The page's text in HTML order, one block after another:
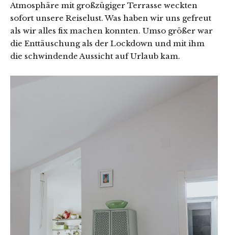
Atmosphäre mit großzügiger Terrasse weckten
sofort unsere Reiselust. Was haben wir uns gefreut
als wir alles fix machen konnten. Umso größer war
die Enttäuschung als der Lockdown und mit ihm
die schwindende Aussicht auf Urlaub kam.